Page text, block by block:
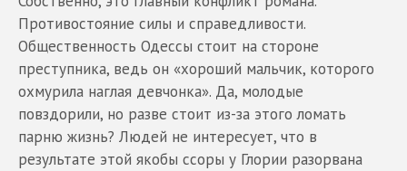
Противостояние силы и справедливости.
Общественность Одессы стоит на стороне
преступника, ведь он «хороший мальчик, которого
охмурила наглая девчонка». Да, молодые
повздорили, но разве стоит из-за этого ломать
парню жизнь? Людей не интересует, что в
результате этой якобы ссоры у Глории разорвана